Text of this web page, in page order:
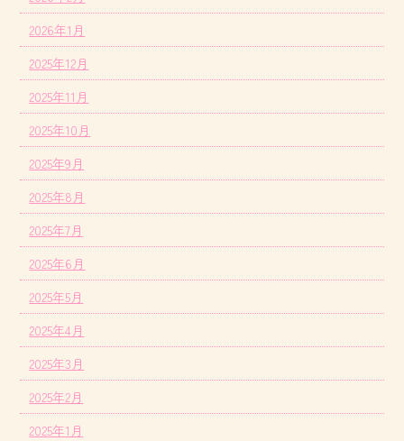
2026年1月
2025年12月
2025年11月
2025年10月
2025年9月
2025年8月
2025年7月
2025年6月
2025年5月
2025年4月
2025年3月
2025年2月
2025年1月